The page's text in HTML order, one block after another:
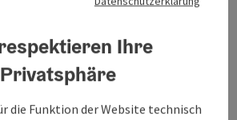
Ihre
Privatsphäre
die Funktion der Website technisch